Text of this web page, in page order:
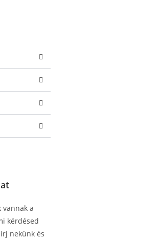
vannak a
kérdésed
nekünk és